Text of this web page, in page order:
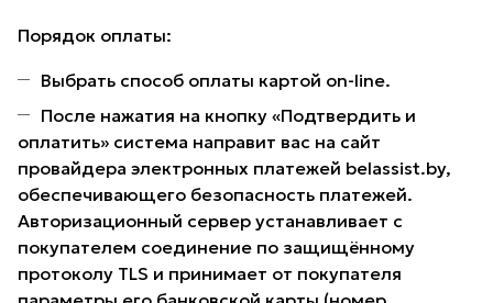
Порядок оплаты:
Выбрать способ оплаты картой on-line.
После нажатия на кнопку «Подтвердить и
оплатить» система направит вас на сайт
провайдера электронных платежей belassist.by,
обеспечивающего безопасность платежей.
Авторизационный сервер устанавливает с
покупателем соединение по защищённому
протоколу TLS и принимает от покупателя